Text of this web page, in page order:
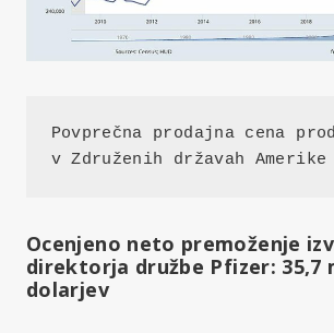
Povprečna prodajna cena
v Združenih državah Amerike
Ocenjeno neto premoženje
direktorja družbe Pfizer: 35,7
dolarjev